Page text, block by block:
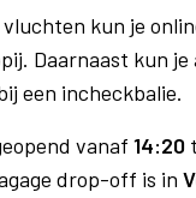
kun je
Daarnaast kun
een incheckbalie.
vanaf 14:20
drop-off is in